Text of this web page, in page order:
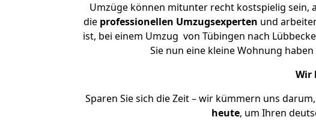
Umzüge können mitunter recht kostspielig sein,
die professionellen Umzugsexperten und
ist, bei einem Umzug von Tübingen nach
Sie nun eine kleine Wohnung
Wir
Sparen Sie sich die Zeit – wir kümmern uns
heute, um Ihren